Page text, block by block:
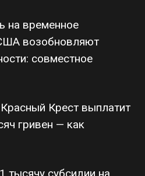
на временное
возобновляют
совместное
Крест выплатит
гривен — как